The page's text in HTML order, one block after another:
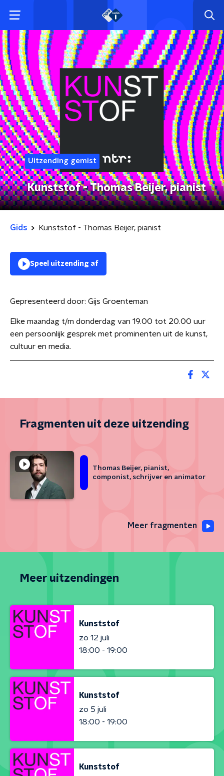
Uitzending gemist
Kunststof - Thomas Beijer, pianist
Gids Kunststof - Thomas Beijer, pianist
Speel uitzending af
Gepresenteerd door: Gijs Groenteman
Elke maandag t/m donderdag van 19.00 tot 20.00 uur
een persoonlijk gesprek met prominenten uit de kunst,
cultuur en media.
Fragmenten uit deze uitzending
Thomas Beijer, pianist,
componist, schrijver en animator
Meer fragmenten
Meer uitzendingen
Kunststof
zo 12 juli
18:00 - 19:00
Kunststof
zo 5 juli
18:00 - 19:00
Kunststof